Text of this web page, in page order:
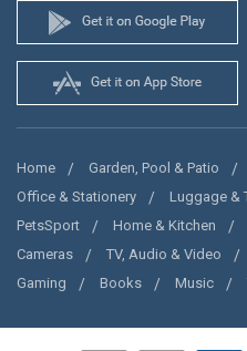
Home Garden, Pool & Patio
Office & Stationery
Luggage &
PetsSport
Home & Kitchen
Cameras
TV, Audio & Video
Gaming
Books Music